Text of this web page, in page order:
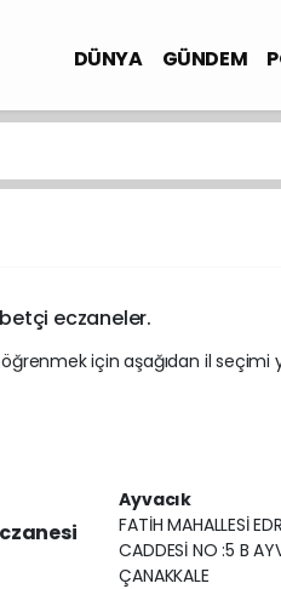
DÜNYA GÜNDEM
eczaneler.
için aşağıdan il
Ayvacık
FATİH MAHALLESİ
CADDESİ NO :5 B
ÇANAKKALE